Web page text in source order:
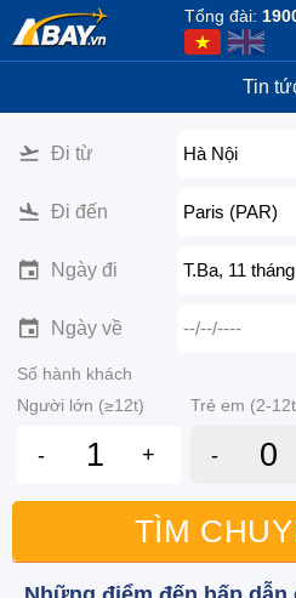
Tổng đài:
Tin
Đi từ Hà Nội
Đi đến Paris (PAR)
Ngày đi T.Ba, 11
Ngày về --/--/----
Số hành khách
Người lớn (≥12t)
Trẻ em (2-
- + -
TÌM